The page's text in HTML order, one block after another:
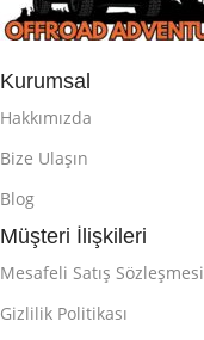
Kurumsal
Hakkımızda
Bize Ulaşın
Blog
Müşteri İlişkileri
Mesafeli Satış Sözleşmesi
Gizlilik Politikası